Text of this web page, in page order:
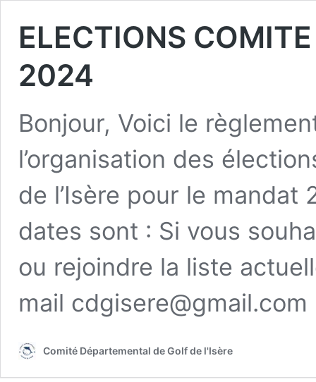
ELECTIONS COMITE
2024
Bonjour, Voici le
l’organisation des
de l’Isère pour le
dates sont : Si vous
ou rejoindre la liste
mail cdgisere@gmail.com
Comité Départemental de Golf de l'Isère